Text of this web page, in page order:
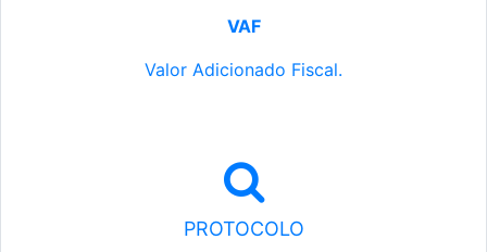
VAF
Valor Adicionado Fiscal.
PROTOCOLO